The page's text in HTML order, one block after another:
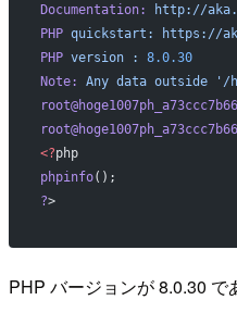
Documentation:
http://
PHP quickstart:
https://
PHP version :
8.0.30
Note:
Any data outside '/
<?php
phpinfo();
?>
PHP バージョンが 8.0.30 で